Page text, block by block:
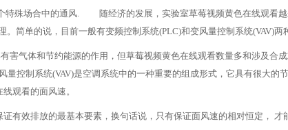
合中的通风. 随经济的发展，实验室草莓视频黄色在线观看越来越
简单的说，目前一般有变频控制系统(PLC)和变风量控制系统(VAV)两种解
体和节约能源的作用，但草莓视频黄色在线观看数量多和涉及合
控制系统(VAV)是空调系统中的一种重要的组成形式，它具有很大的
的面风速。
放的最基本要素，换句话说，只有保证面风速的相对恒定， 才能